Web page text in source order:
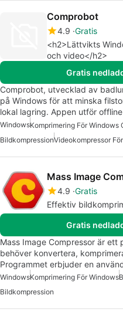
Comprobot
4.9 Gratis
<h2>Lättvikts
och video</h2>
Gratis
Comprobot, utvecklad av
på Windows för att minska
lokal lagring. Appen utför
WindowsKomprimering För Windows
BildkompressionVideokompressor
Mass Image
4.9 Gratis
Effektiv
Gratis
Mass Image Compressor är
behöver konvertera,
Programmet erbjuder en
WindowsKomprimering För Windows
Bildkompression